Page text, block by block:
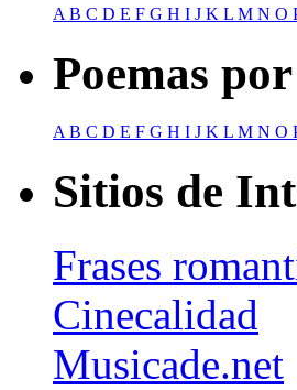
AB C D E F G H I J K L M N O
Poemas
A B C D E F G H I J K L M N O
Sitios de
Frases
Cinecalidad
Musicade.net